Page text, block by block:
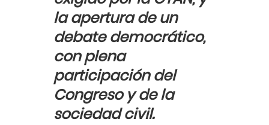
la apertura de un
debate democrático,
con plena
participación del
Congreso y de la
sociedad civil.